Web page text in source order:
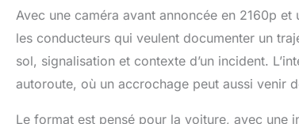
Avec une caméra avant annoncée en 2160p
les conducteurs qui veulent documenter un
sol, signalisation et contexte d’un incident.
autoroute, où un accrochage peut aussi venir
Le format est pensé pour la voiture, avec une